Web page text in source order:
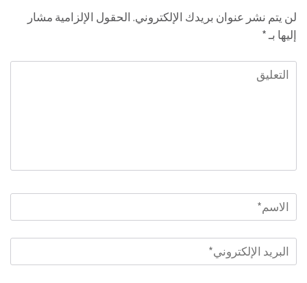
لن يتم نشر عنوان بريدك الإلكتروني. الحقول الإلزامية مشار
إليها بـ*
التعليق
الاسم
البريد
الإلكتروني*